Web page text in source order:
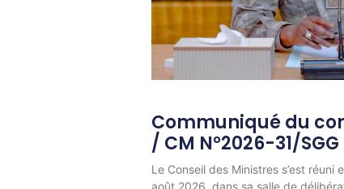
Communiqué du
/ CM N°2026-31/SGG
Le Conseil des Ministres s’est
août 2026, dans sa salle de